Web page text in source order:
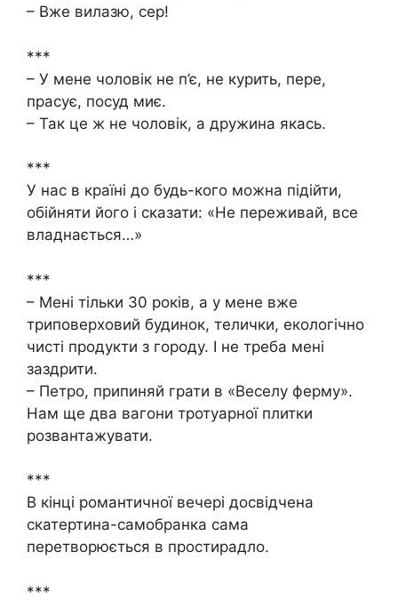
– Вже вилазю, сер!
***
– У мене чоловік не п’є, не курить, пере,
прасує, посуд миє.
– Так це ж не чоловік, а дружина якась.
***
У нас в країні до будь-кого можна підійти,
обійняти його і сказати: «Не переживай, все
владнається…»
***
– Мені тільки 30 років, а у мене вже
триповерховий будинок, телички, екологічно
чисті продукти з городу. І не треба мені
заздрити.
– Петро, припиняй грати в «Веселу ферму».
Нам ще два вагони тротуарної плитки
розвантажувати.
***
В кінці романтичної вечері досвідчена
скатертина-самобранка сама
перетворюється в простирадло.
***